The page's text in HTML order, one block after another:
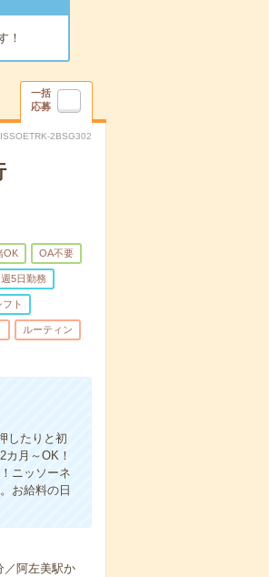
！
一括
応募
2BSG302
OK OA不要
週5日勤務
フト
ルーティン
したりと初
月～OK！
ニッソーネ
お給料の日
／阿左美駅か